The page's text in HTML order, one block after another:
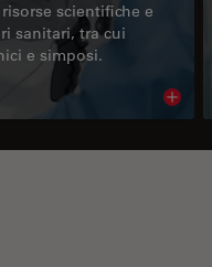
scientifiche e
sanitari, tra cui
e simposi.